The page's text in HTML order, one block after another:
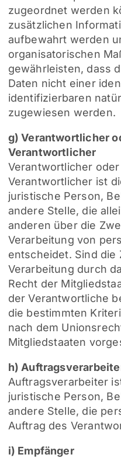
zugeordnet werden
zusätzlichen
aufbewahrt werden
organisatorischen
gewährleisten, dass
Daten nicht einer
identifizierbaren
zugewiesen werden.
g) Verantwortlicher
Verantwortlicher
Verantwortlicher
Verantwortlicher ist
juristische Person,
andere Stelle, die
anderen über die
Verarbeitung von
entscheidet. Sind
Verarbeitung durch
Recht der
der Verantwortliche
die bestimmten
nach dem
Mitgliedstaaten
h)
Auftragsverarbeiter
juristische Person,
andere Stelle, die
Auftrag des
i) Empfänger